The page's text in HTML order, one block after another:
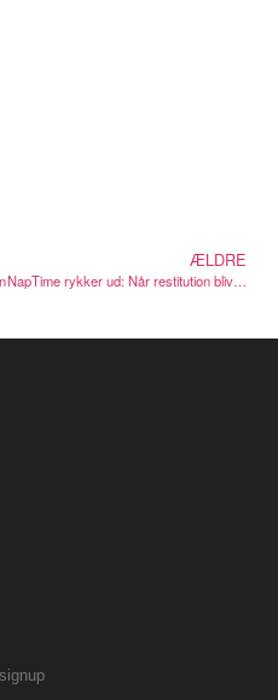
ÆLDRE
NapTime rykker ud: Når restitution bliver synlig i byrummet